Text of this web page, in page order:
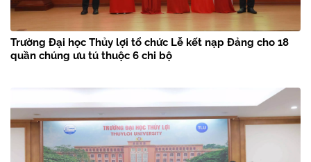
Trường Đại học Thủy lợi tổ chức Lễ kết nạp Đảng cho 18
quần chúng ưu tú thuộc 6 chi bộ